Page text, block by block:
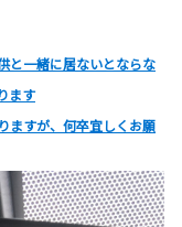
と一緒に居ないとならな
ます
ますが、何卒宜しくお願